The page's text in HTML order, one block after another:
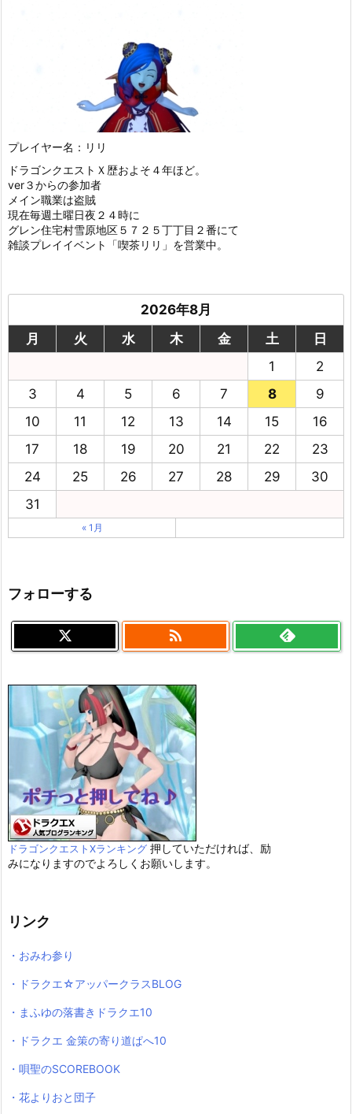
プレイヤー名：リリ
ドラゴンクエストＸ歴およそ４年ほど。
ver３からの参加者
メイン職業は盗賊
現在毎週土曜日夜２４時に
グレン住宅村雪原地区５７２５丁丁目２番にて
雑談プレイイベント「喫茶リリ」を営業中。
2026年8月
月
火 水 木 金 土
日
1
2
3
4 5 6 7 8
9
10
11 12 13 14 15
16
17
18 19 20 21 22
23
24
25 26 27 28 29
30
31
« 1月
フォローする

ドラゴンクエストXランキング 押していただければ、励
みになりますのでよろしくお願いします。
リンク
・おみわ参り
・ドラクエ☆アッパークラスBLOG
・まふゆの落書きドラクエ10
・ドラクエ 金策の寄り道ぱへ10
・唄聖のSCOREBOOK
・花よりおと団子